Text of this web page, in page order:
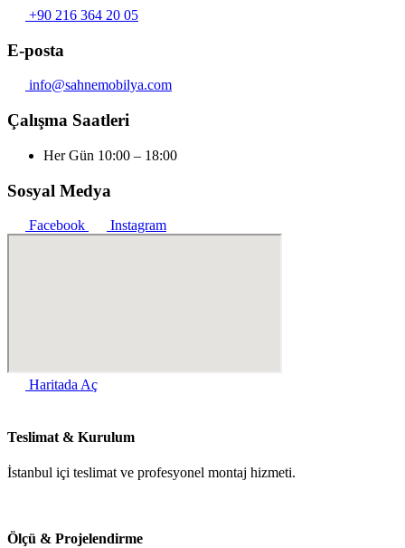
+90 216 364 20 05
E-posta
info@sahnemobilya.com
Çalışma Saatleri
Her Gün 10:00 – 18:00
Sosyal Medya
Facebook Instagram
Haritada Aç
Teslimat & Kurulum
İstanbul içi teslimat ve profesyonel montaj hizmeti.
Ölçü & Projelendirme